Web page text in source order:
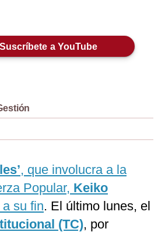
Suscríbete a YouTube
, que involucra a la
Popular, Keiko
su fin. El último lunes, el
(TC), por